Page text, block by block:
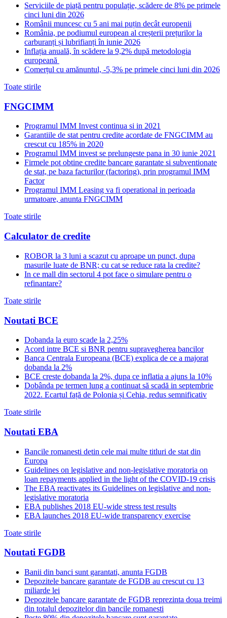
Serviciile de piață pentru populație, scădere de 8% pe primele
cinci luni din 2026
Românii muncesc cu 5 ani mai puțin decât europenii
România, pe podiumul european al creșterii prețurilor la
carburanți și lubrifianți în iunie 2026
Inflația anuală, în scădere la 9,2% după metodologia
europeană
Comerțul cu amănuntul, -5,3% pe primele cinci luni din 2026
Toate stirile
FNGCIMM
Programul IMM Invest continua si in 2021
Garantiile de stat pentru credite acordate de FNGCIMM au
crescut cu 185% in 2020
Programul IMM invest se prelungeste pana in 30 iunie 2021
Firmele pot obtine credite bancare garantate si subventionate
de stat, pe baza facturilor (factoring), prin programul IMM
Factor
Programul IMM Leasing va fi operational in perioada
urmatoare, anunta FNGCIMM
Toate stirile
Calculator de credite
ROBOR la 3 luni a scazut cu aproape un punct, dupa
masurile luate de BNR; cu cat se reduce rata la credite?
In ce mall din sectorul 4 pot face o simulare pentru o
refinantare?
Toate stirile
Noutati BCE
Dobanda la euro scade la 2,25%
Acord intre BCE si BNR pentru supravegherea bancilor
Banca Centrala Europeana (BCE) explica de ce a majorat
dobanda la 2%
BCE creste dobanda la 2%, dupa ce inflatia a ajuns la 10%
Dobânda pe termen lung a continuat să scadă in septembrie
2022. Ecartul față de Polonia și Cehia, redus semnificativ
Toate stirile
Noutati EBA
Bancile romanesti detin cele mai multe titluri de stat din
Europa
Guidelines on legislative and non-legislative moratoria on
loan repayments applied in the light of the COVID-19 crisis
The EBA reactivates its Guidelines on legislative and non-
legislative moratoria
EBA publishes 2018 EU-wide stress test results
EBA launches 2018 EU-wide transparency exercise
Toate stirile
Noutati FGDB
Banii din banci sunt garantati, anunta FGDB
Depozitele bancare garantate de FGDB au crescut cu 13
miliarde lei
Depozitele bancare garantate de FGDB reprezinta doua treimi
din totalul depozitelor din bancile romanesti